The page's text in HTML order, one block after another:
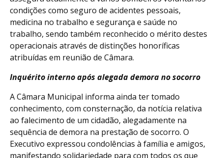
condições como seguro de acidentes pessoais,
medicina no trabalho e segurança e saúde no
trabalho, sendo também reconhecido o mérito destes
operacionais através de distinções honoríficas
atribuídas em reunião de Câmara.
Inquérito interno após alegada demora no socorro
A Câmara Municipal informa ainda ter tomado
conhecimento, com consternação, da notícia relativa
ao falecimento de um cidadão, alegadamente na
sequência de demora na prestação de socorro. O
Executivo expressou condolências à família e amigos,
manifestando solidariedade para com todos os que